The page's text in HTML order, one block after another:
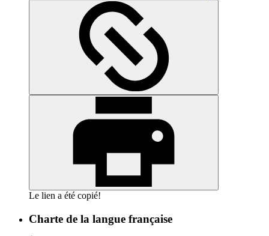
Le lien a été copié!
Charte de la langue française